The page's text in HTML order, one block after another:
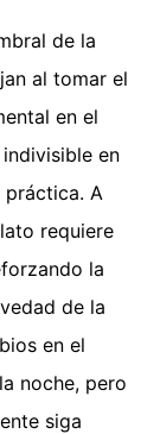
de la
al tomar el
en el
en
A
requiere
la
de la
en el
noche, pero
siga